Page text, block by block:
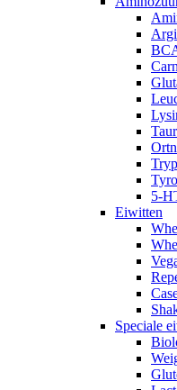
5-
Eiwitten
Speciale